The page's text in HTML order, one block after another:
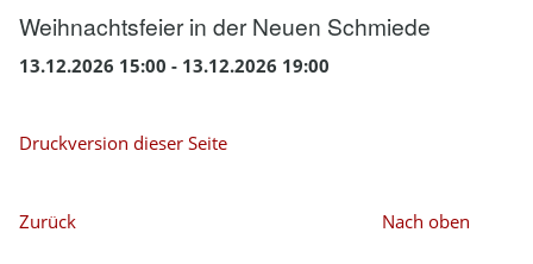
Weihnachtsfeier in der Neuen Schmiede
13.12.2026 15:00 - 13.12.2026 19:00
Druckversion dieser Seite
Zurück Nach oben